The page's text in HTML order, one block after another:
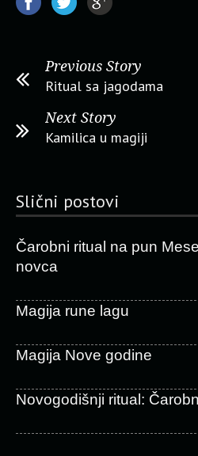
Previous Story
Ritual sa jagodama
Next Story
Kamilica u magiji
Slični postovi
Čarobni ritual na pun
novca
Magija rune lagu
Magija Nove godine
Novogodišnji ritual: